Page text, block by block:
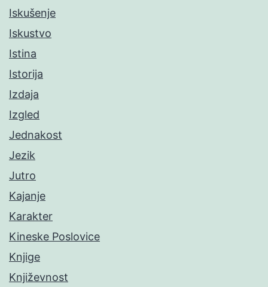
Iskušenje
Iskustvo
Istina
Istorija
Izdaja
Izgled
Jednakost
Jezik
Jutro
Kajanje
Karakter
Kineske Poslovice
Knjige
Književnost